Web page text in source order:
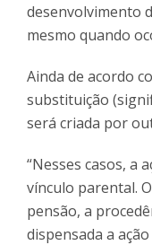
desenvolvimento
mesmo quando
Ainda de acordo
substituição
será criada por
“Nesses casos, a
vínculo parental.
pensão, a
dispensada a